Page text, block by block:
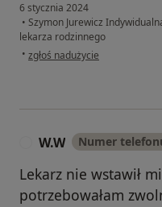
6 stycznia 2024
• Szymon Jurewicz
lekarza rodzinnego
• w opinii użytkownika W.G.
zgłoś nadużycie
W.W Numer
Lekarz nie wstawił
potrzebowałam